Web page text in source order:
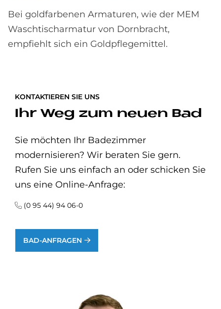
Bei goldfarbenen Armaturen, wie der MEM
Waschtischarmatur von Dornbracht,
empfiehlt sich ein Goldpflegemittel.
KONTAKTIEREN SIE UNS
Ihr Weg zum neuen Bad
Sie möchten Ihr Badezimmer
modernisieren? Wir beraten Sie gern.
Rufen Sie uns einfach an oder schicken Sie
uns eine Online-Anfrage:
(0 95 44) 94 06-0
BAD-ANFRAGEN